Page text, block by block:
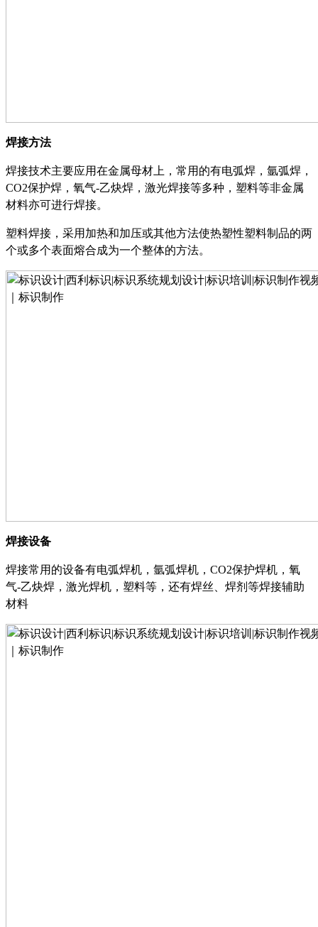
焊接方法
焊接技术主要应用在金属母材上，常用的有电弧焊，氩弧焊，
CO2保护焊，氧气-乙炔焊，激光焊接等多种，塑料等非金属
材料亦可进行焊接。
塑料焊接，采用加热和加压或其他方法使热塑性塑料制品的两
个或多个表面熔合成为一个整体的方法。
焊接设备
焊接常用的设备有电弧焊机，氩弧焊机， CO2保护焊机，氧
气-乙炔焊，激光焊机，塑料等，还有焊丝、焊剂等焊接辅助
材料